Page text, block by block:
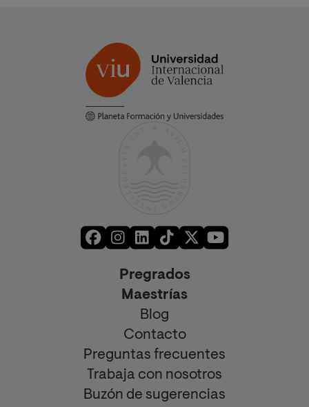
Pregrados
Maestrías
Blog
Contacto
Preguntas frecuentes
Trabaja con nosotros
Buzón de sugerencias